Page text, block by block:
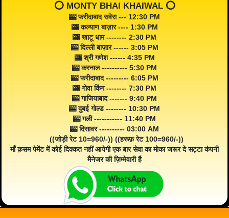
⭕️ MONTY BHAI KHAIWAL ⭕️
🎰 फरीदाबाद सवेरा --- 12:30 PM
🎰 कल्याण बाज़ार ---- 1:30 PM
🎰 खाटू धाम -------- 2:30 PM
🎰 दिल्ली बाज़ार ------ 3:05 PM
🎰 श्री गणेश ------ 4:35 PM
🎰 करनाल ---------- 5:30 PM
🎰 फरीदाबाद --------- 6:05 PM
🎰 गोवा किंग -------- 7:30 PM
🎰 गाजियाबाद ------- 9:40 PM
🎰 दुबई गोल्ड -------- 10:30 PM
🎰 गली ----------- 11:40 PM
🎰 दिसावर ---------- 03:00 AM
((जोड़ी रेट 10=960/-)) ((हरूफ़ रेट 100=960/-))
माँ क़सम पेमेंट में कोई दिक्कत नहीं आयेगी एक बार सेवा का मोका जरूर दे सट्टा कंपनी
मैनेजर की ज़िम्मेवारी है